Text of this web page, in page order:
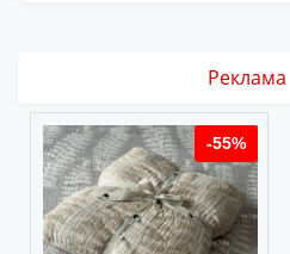
Реклама
-55%